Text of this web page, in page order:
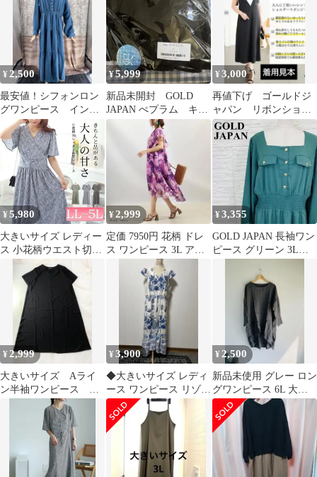
¥2,500
最安値！シフォンロン
グワンピース インデ
ィゴブルー 大きいサ
イズNo.594
¥5,999
新品未開封 GOLD
JAPAN ぺプラム キャ
ミワンピース
¥3,000
再値下げ ゴールドジ
ャパン リボンショル
ダージャンパースカー
ト 5Ｌ
¥5,980
大きいサイズ レディー
ス 小花柄ウエスト切り
替えカシュクールワン
ピース fem-496 LL
2L 3L 4L 5L
¥2,999
定価 7950円 花柄 ドレ
ス ワンピース 3L アシ
メントリー 紫 ピンク
¥3,355
GOLD JAPAN 長袖ワン
ピース グリーン 3L
¥ 2,999
大きいサイズ Aライ
ン半袖ワンピース モ
ノトーン きれいめ
大人カジュアル
¥3,900
◆大きいサイズ レディ
ース ワンピース リゾー
ト 新品未使用品タグ無
し 美品◆
¥ 2,500
新品未使用 グレー ロン
グワンピース 6L 大き
いサイズ ゴールドジャ
パン 春物